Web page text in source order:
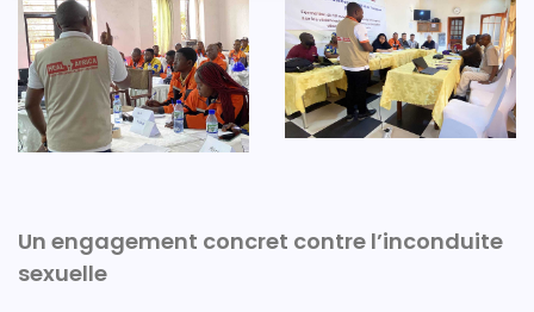
Un engagement concret contre l’inconduite
sexuelle